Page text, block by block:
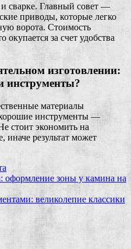
и сварке. Главный совет —
приводы, которые легко
ворота. Стоимость
за счет удобства
изготовлении:
инструменты?
материалы
хорошие инструменты —
стоит экономить на
иначе результат может
оформление зоны у камина на
великолепие классики